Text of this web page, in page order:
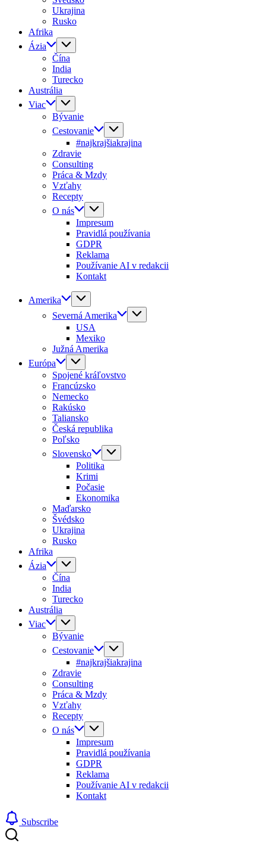
Ukrajina
Rusko
Afrika
Ázia
Čína
India
Turecko
Austrália
Viac
Bývanie
Cestovanie
#najkrajšiakrajina
Zdravie
Consulting
Práca & Mzdy
Vzťahy
Recepty
O nás
Impresum
Pravidlá používania
GDPR
Reklama
Používanie AI v redakcii
Kontakt
Amerika
Severná Amerika
USA
Mexiko
Južná Amerika
Európa
Spojené kráľovstvo
Francúzsko
Nemecko
Rakúsko
Taliansko
Česká republika
Poľsko
Slovensko
Politika
Krimi
Počasie
Ekonomika
Maďarsko
Švédsko
Ukrajina
Rusko
Afrika
Ázia
Čína
India
Turecko
Austrália
Viac
Bývanie
Cestovanie
#najkrajšiakrajina
Zdravie
Consulting
Práca & Mzdy
Vzťahy
Recepty
O nás
Impresum
Pravidlá používania
GDPR
Reklama
Používanie AI v redakcii
Kontakt
Subscribe